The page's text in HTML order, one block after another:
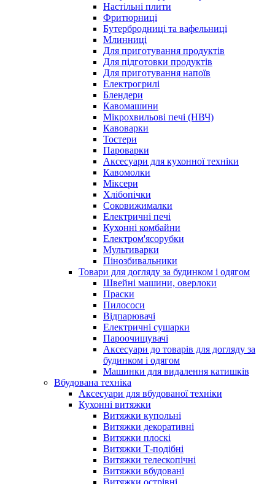
Настільні плити
Фритюрниці
Бутербродниці та вафельниці
Млинниці
Для приготування продуктів
Для підготовки продуктів
Для приготування напоїв
Електрогрилі
Блендери
Кавомашини
Мікрохвильові печі (НВЧ)
Кавоварки
Тостери
Пароварки
Аксесуари для кухонної техніки
Кавомолки
Міксери
Хлібопічки
Соковижималки
Електричні печі
Кухонні комбайни
Електром'ясорубки
Мультиварки
Пінозбивальники
Товари для догляду за будинком і одягом
Швейні машини, оверлоки
Праски
Пилососи
Відпарювачі
Електричні сушарки
Пароочищувачі
Аксесуари до товарів для догляду за
будинком і одягом
Машинки для видалення катишків
Вбудована техніка
Аксесуари для вбудованої техніки
Кухонні витяжки
Витяжки купольні
Витяжки декоративні
Витяжки плоскі
Витяжки Т-подібні
Витяжки телескопічні
Витяжки вбудовані
Витяжки острівні